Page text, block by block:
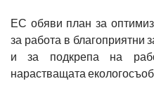
ЕС обяви план за
за работа в благоприятни
и за подкрепа на
нарастващата